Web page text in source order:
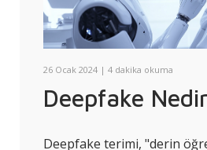
26 Ocak 2024 | 4 dakika okuma
Deepfake
Deepfake terimi, "derin